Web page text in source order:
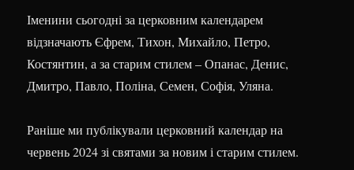
Іменини сьогодні за церковним календарем
відзначають Єфрем, Тихон, Михайло, Петро,
Костянтин, а за старим стилем – Опанас, Денис,
Дмитро, Павло, Поліна, Семен, Софія, Уляна.
Раніше ми публікували церковний календар на
червень 2024 зі святами за новим і старим стилем.